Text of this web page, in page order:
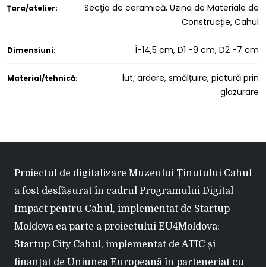
Țara/atelier:
Secţia de ceramică, Uzina de Materiale de
Construcție, Cahul
Dimensiuni: Î-14,5 cm, D1 -9 cm, D2 -7 cm
Material/tehnică:
lut; ardere, smălțuire, pictură prin
glazurare
Proiectul de digitalizare Muzeului Ținutului Cahul
a fost desfășurat în cadrul Programului Digital
Impact pentru Cahul, implementat de Startup
Moldova ca parte a proiectului EU4Moldova:
Startup City Cahul, implementat de ATIC și
finanțat de Uniunea Europeană în parteneriat cu